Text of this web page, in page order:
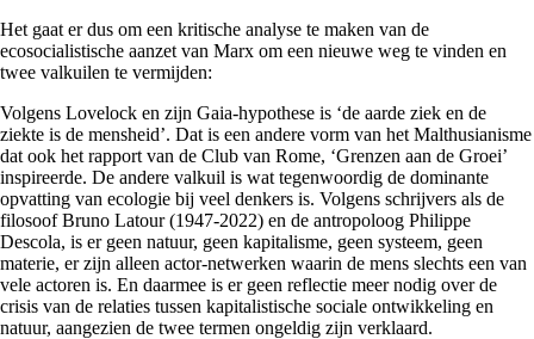
Het gaat er dus om een kritische analyse te maken van de
ecosocialistische aanzet van Marx om een nieuwe weg te vinden en
twee valkuilen te vermijden:
Volgens Lovelock en zijn Gaia-hypothese is ‘de aarde ziek en de
ziekte is de mensheid’. Dat is een andere vorm van het Malthusianisme
dat ook het rapport van de Club van Rome, ‘Grenzen aan de Groei’
inspireerde. De andere valkuil is wat tegenwoordig de dominante
opvatting van ecologie bij veel denkers is. Volgens schrijvers als de
filosoof Bruno Latour (1947-2022) en de antropoloog Philippe
Descola, is er geen natuur, geen kapitalisme, geen systeem, geen
materie, er zijn alleen actor-netwerken waarin de mens slechts een van
vele actoren is. En daarmee is er geen reflectie meer nodig over de
crisis van de relaties tussen kapitalistische sociale ontwikkeling en
natuur, aangezien de twee termen ongeldig zijn verklaard.